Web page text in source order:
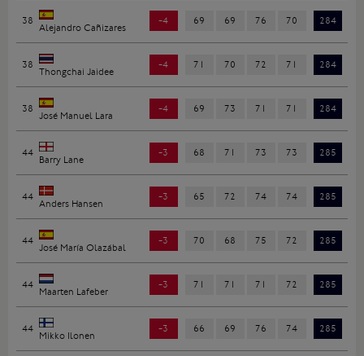
38
Alejandro Cañizares
-4 69 69 76 70 284
38
Thongchai Jaidee
-4 71 70 72 71 284
38
José Manuel Lara
-4 69 73 71 71 284
44
Barry Lane
-3 68 71 73 73 285
44
Anders Hansen
-3 65 72 74 74 285
44
José María Olazábal
-3 70 68 75 72 285
44
Maarten Lafeber
-3 71 71 71 72 285
44
Mikko Ilonen
-3 66 69 76 74 285